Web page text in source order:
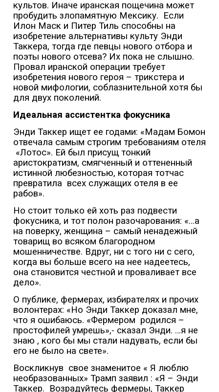
культов. Иначе иранская пощечина может
пробудить злопамятную Мексику. Если
Илон Маск и Питер Тиль способны на
изобретение альтернативы культу Энди
Таккера, тогда где певцы нового отбора и
поэты нового отсева? Их пока не слышно.
Провал иранской операции требует
изобретения нового героя – трикстера и
новой мифологии, соблазнительной хотя бы
для двух поколений.
Идеальная ассистентка фокусника
Энди Таккер ищет ее годами: «Мадам Бомон
отвечала самым строгим требованиям отеля
«Лотос». Ей был присущ тонкий
аристократизм, смягченный и оттененный
истинной любезностью, которая тотчас
превратила всех служащих отеля в ее
рабов».
Но стоит только ей хоть раз подвести
фокусника, и тот полон разочарования: «…а
на поверку, женщина – самый ненадежный
товарищ во всяком благородном
мошенничестве. Вдруг, ни с того ни с сего,
когда вы больше всего на нее надеетесь,
она становится честной и проваливает все
дело».
О публике, фермерах, избирателях и прочих
волонтерах: «Но Энди Таккер доказал мне,
что я ошибаюсь. «Фермером родился –
простофилей умрешь»,- сказал Энди. …я не
знаю , кого бы мы стали надувать, если бы
его не было на свете».
Воскликнув свое знаменитое « Я люблю
необразованных» Трамп заявил : «Я – Энди
Таккер. Возрадуйтесь фермеры, Таккер